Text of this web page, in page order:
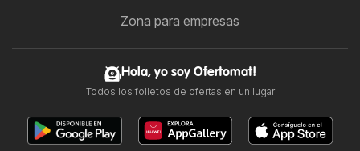
Zona para empresas
Hola, yo soy Ofertomat!
Todos los folletos de ofertas en un lugar